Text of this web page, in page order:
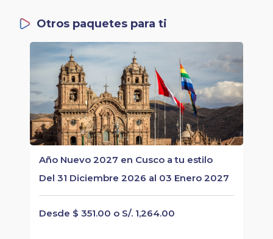
Otros paquetes para ti
Año Nuevo 2027 en Cusco a tu estilo
Del 31 Diciembre 2026 al 03 Enero 2027
Desde $ 351.00 o S/. 1,264.00